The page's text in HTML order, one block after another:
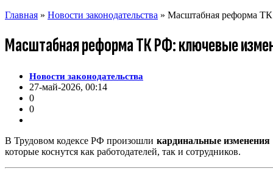
Главная » Новости законодательства » Масштабная реформа
Масштабная реформа ТК РФ: ключевые
Новости законодательства
27-май-2026, 00:14
0
0
В Трудовом кодексе РФ произошли кардинальные изменения
которые коснутся как работодателей, так и сотрудников.